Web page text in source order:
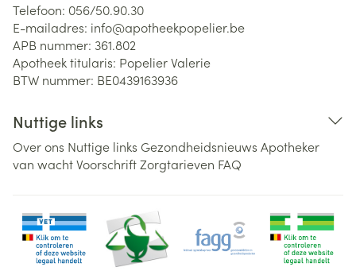
Telefoon: 056/50.90.30
E-mailadres: info@apotheekpopelier.be
APB nummer: 361.802
Apotheek titularis: Popelier Valerie
BTW nummer: BE0439163936
Nuttige links
Over ons Nuttige links Gezondheidsnieuws Apotheker
van wachtVoorschriftZorgtarieven FAQ